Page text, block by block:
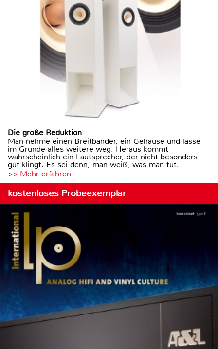
Die große Reduktion
Man nehme einen Breitbänder, ein Gehäuse und lasse
im Grunde alles weitere weg. Heraus kommt
wahrscheinlich ein Lautsprecher, der nicht besonders
gut klingt. Es sei denn, man weiß, was man tut.
>> Mehr erfahren
kostenloses Probeexemplar